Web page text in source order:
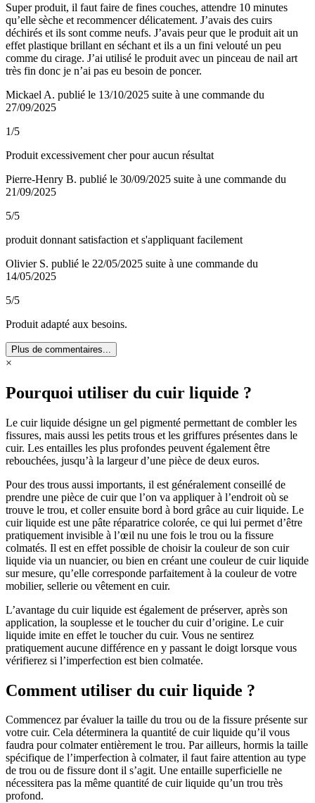
Super produit, il faut faire de fines couches, attendre 10 minutes
qu’elle sèche et recommencer délicatement. J’avais des cuirs
déchirés et ils sont comme neufs. J’avais peur que le produit ait un
effet plastique brillant en séchant et ils a un fini velouté un peu
comme du cirage. J’ai utilisé le produit avec un pinceau de nail art
très fin donc je n’ai pas eu besoin de poncer.
Mickael A. publié le 13/10/2025 suite à une commande du
27/09/2025
1/5
Produit excessivement cher pour aucun résultat
Pierre-Henry B. publié le 30/09/2025 suite à une commande du
21/09/2025
5/5
produit donnant satisfaction et s'appliquant facilement
Olivier S. publié le 22/05/2025 suite à une commande du
14/05/2025
5/5
Produit adapté aux besoins.
Plus de commentaires...
×
Pourquoi utiliser du cuir liquide ?
Le cuir liquide désigne un gel pigmenté permettant de combler les
fissures, mais aussi les petits trous et les griffures présentes dans le
cuir. Les entailles les plus profondes peuvent également être
rebouchées, jusqu’à la largeur d’une pièce de deux euros.
Pour des trous aussi importants, il est généralement conseillé de
prendre une pièce de cuir que l’on va appliquer à l’endroit où se
trouve le trou, et coller ensuite bord à bord grâce au cuir liquide. Le
cuir liquide est une pâte réparatrice colorée, ce qui lui permet d’être
pratiquement invisible à l’œil nu une fois le trou ou la fissure
colmatés. Il est en effet possible de choisir la couleur de son cuir
liquide via un nuancier, ou bien en créant une couleur de cuir liquide
sur mesure, qu’elle corresponde parfaitement à la couleur de votre
mobilier, sellerie ou vêtement en cuir.
L’avantage du cuir liquide est également de préserver, après son
application, la souplesse et le toucher du cuir d’origine. Le cuir
liquide imite en effet le toucher du cuir. Vous ne sentirez
pratiquement aucune différence en y passant le doigt lorsque vous
vérifierez si l’imperfection est bien colmatée.
Comment utiliser du cuir liquide ?
Commencez par évaluer la taille du trou ou de la fissure présente sur
votre cuir. Cela déterminera la quantité de cuir liquide qu’il vous
faudra pour colmater entièrement le trou. Par ailleurs, hormis la taille
spécifique de l’imperfection à colmater, il faut faire attention au type
de trou ou de fissure dont il s’agit. Une entaille superficielle ne
nécessitera pas la même quantité de cuir liquide qu’un trou très
profond.